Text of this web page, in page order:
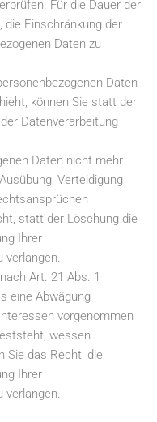
Für die Dauer der
die Einschränkung der
Daten zu
Daten
können Sie statt der
Datenverarbeitung
Daten nicht mehr
Verteidigung
statt der Löschung die
Ihrer
verlangen.
Art. 21 Abs. 1
eine Abwägung
vorgenommen
wessen
Sie das Recht, die
Ihrer
verlangen.